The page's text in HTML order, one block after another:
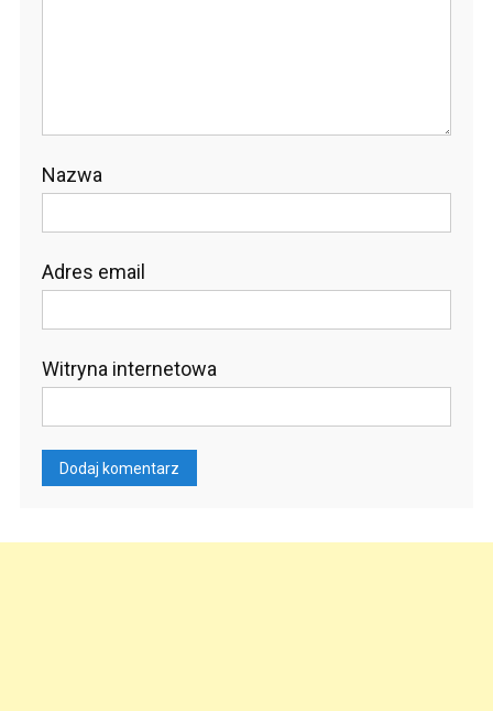
Nazwa
Adres email
Witryna internetowa